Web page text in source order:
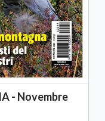
- Novembre